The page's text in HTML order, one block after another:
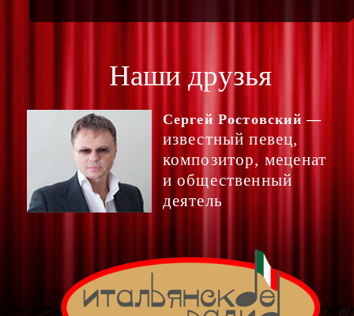
Наши друзья
Сергей Ростовский —
известный певец,
композитор, меценат
и общественный
деятель